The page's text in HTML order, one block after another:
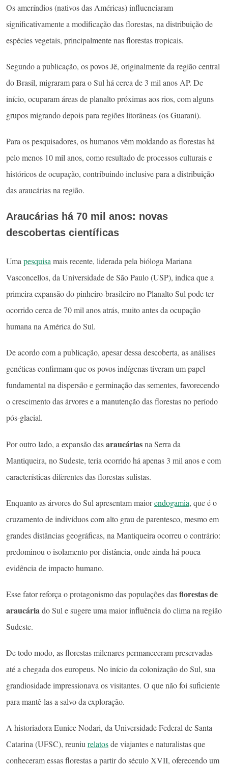
Os ameríndios (nativos das Américas) influenciaram
significativamente a modificação das florestas, na distribuição de
espécies vegetais, principalmente nas florestas tropicais.
Segundo a publicação, os povos Jê, originalmente da região central
do Brasil, migraram para o Sul há cerca de 3 mil anos AP. De
início, ocuparam áreas de planalto próximas aos rios, com alguns
grupos migrando depois para regiões litorâneas (os Guarani).
Para os pesquisadores, os humanos vêm moldando as florestas há
pelo menos 10 mil anos, como resultado de processos culturais e
históricos de ocupação, contribuindo inclusive para a distribuição
das araucárias na região.
Araucárias há 70 mil anos: novas
descobertas científicas
Umapesquisamais recente, liderada pela bióloga Mariana
Vasconcellos, da Universidade de São Paulo (USP), indica que a
primeira expansão do pinheiro-brasileiro no Planalto Sul pode ter
ocorrido cerca de 70 mil anos atrás, muito antes da ocupação
humana na América do Sul.
De acordo com a publicação, apesar dessa descoberta, as análises
genéticas confirmam que os povos indígenas tiveram um papel
fundamental na dispersão e germinação das sementes, favorecendo
o crescimento das árvores e a manutenção das florestas no período
pós-glacial.
Por outro lado, a expansão dasaraucáriasna Serra da
Mantiqueira, no Sudeste, teria ocorrido há apenas 3 mil anos e com
características diferentes das florestas sulistas.
Enquanto as árvores do Sul apresentam maiorendogamia, que é o
cruzamento de indivíduos com alto grau de parentesco, mesmo em
grandes distâncias geográficas, na Mantiqueira ocorreu o contrário:
predominou o isolamento por distância, onde ainda há pouca
evidência de impacto humano.
Esse fator reforça o protagonismo das populações dasflorestas de
araucáriado Sul e sugere uma maior influência do clima na região
Sudeste.
De todo modo, as florestas milenares permaneceram preservadas
até a chegada dos europeus. No início da colonização do Sul, sua
grandiosidadeimpressionava os visitantes. O que não foi suficiente
para mantê-las a salvo da exploração.
A historiadora Eunice Nodari, da Universidade Federal de Santa
Catarina (UFSC), reuniurelatosde viajantes e naturalistas que
conheceram essas florestas a partir do século XVII, oferecendo um